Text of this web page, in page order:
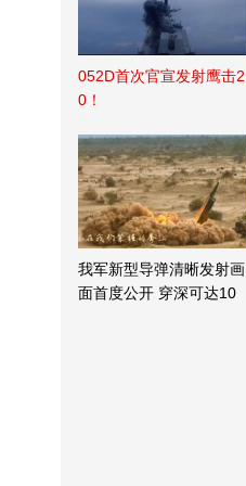
052D首次官宣发射鹰击2
0！
我军新型导弹清晰发射画
面首度公开 穿深可达10